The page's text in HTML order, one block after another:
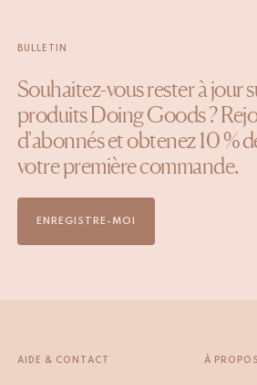
BULLETIN
Souhaitez-vous rester à jour
produits Doing Goods ?
d'abonnés et obtenez 10 %
votre première commande.
ENREGISTRE-MOI
AIDE & CONTACT À PROPOS